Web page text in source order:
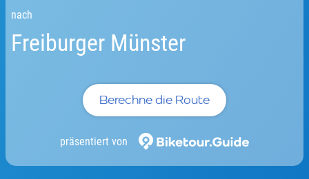
nach
Freiburger Münster
Berechne die Route
präsentiert von